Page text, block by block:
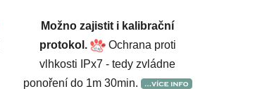
Možno zajistit i kalibrační
protokol.
Ochrana proti
vlhkosti IPx7 - tedy zvládne
ponoření do 1m 30min.